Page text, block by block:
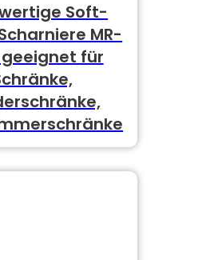
Soft-
MR-
geeignet für